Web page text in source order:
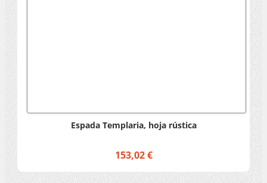
Espada Templaria, hoja rústica
153,02 €